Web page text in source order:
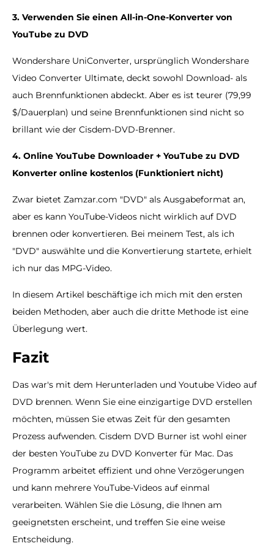
3. Verwenden Sie einen All-in-One-Konverter von
YouTube zu DVD
Wondershare UniConverter, ursprünglich Wondershare
Video Converter Ultimate, deckt sowohl Download- als
auch Brennfunktionen abdeckt. Aber es ist teurer (79,99
$/Dauerplan) und seine Brennfunktionen sind nicht so
brillant wie der Cisdem-DVD-Brenner.
4. Online YouTube Downloader + YouTube zu DVD
Konverter online kostenlos (Funktioniert nicht)
Zwar bietet Zamzar.com "DVD" als Ausgabeformat an,
aber es kann YouTube-Videos nicht wirklich auf DVD
brennen oder konvertieren. Bei meinem Test, als ich
"DVD" auswählte und die Konvertierung startete, erhielt
ich nur das MPG-Video.
In diesem Artikel beschäftige ich mich mit den ersten
beiden Methoden, aber auch die dritte Methode ist eine
Überlegung wert.
Fazit
Das war's mit dem Herunterladen und Youtube Video auf
DVD brennen. Wenn Sie eine einzigartige DVD erstellen
möchten, müssen Sie etwas Zeit für den gesamten
Prozess aufwenden. Cisdem DVD Burner ist wohl einer
der besten YouTube zu DVD Konverter für Mac. Das
Programm arbeitet effizient und ohne Verzögerungen
und kann mehrere YouTube-Videos auf einmal
verarbeiten. Wählen Sie die Lösung, die Ihnen am
geeignetsten erscheint, und treffen Sie eine weise
Entscheidung.